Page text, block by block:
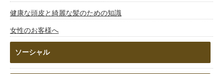
健康な頭皮と綺麗な髪のための知識
女性のお客様へ
ソーシャル